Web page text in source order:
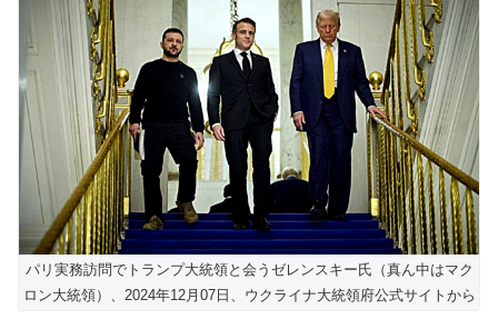
パリ実務訪問でトランプ大統領と会うゼレンスキー氏（真ん中はマク
ロン大統領）、2024年12月07日、ウクライナ大統領府公式サイトから